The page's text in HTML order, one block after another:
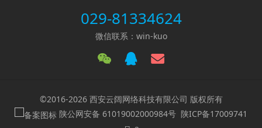
么公司创建营销型网站必须
留意什么关键环节呢？
029-81334624
微信联系：win-kuo
©2016-2026 西安云阔网络科技有限公司 版权所有
陕公网安备 61019002000984号 陕ICP备17009741